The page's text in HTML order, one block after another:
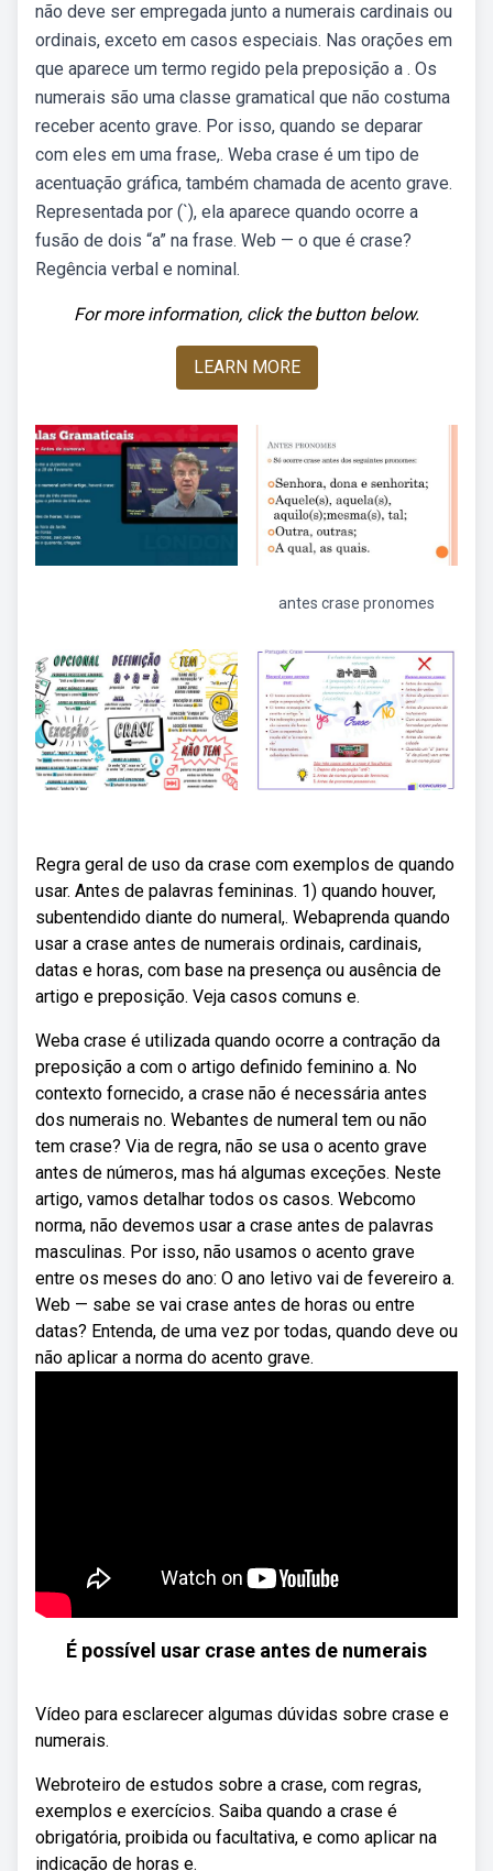
não deve ser empregada junto a numerais cardinais ou
ordinais, exceto em casos especiais. Nas orações em
que aparece um termo regido pela preposição a . Os
numerais são uma classe gramatical que não costuma
receber acento grave. Por isso, quando se deparar
com eles em uma frase,. Weba crase é um tipo de
acentuação gráfica, também chamada de acento grave.
Representada por (`), ela aparece quando ocorre a
fusão de dois “a” na frase. Web — o que é crase?
Regência verbal e nominal.
For more information, click the button below.
LEARN MORE
antes crase pronomes
Regra geral de uso da crase com exemplos de quando
usar. Antes de palavras femininas. 1) quando houver,
subentendido diante do numeral,. Webaprenda quando
usar a crase antes de numerais ordinais, cardinais,
datas e horas, com base na presença ou ausência de
artigo e preposição. Veja casos comuns e.
Weba crase é utilizada quando ocorre a contração da
preposição a com o artigo definido feminino a. No
contexto fornecido, a crase não é necessária antes
dos numerais no. Webantes de numeral tem ou não
tem crase? Via de regra, não se usa o acento grave
antes de números, mas há algumas exceções. Neste
artigo, vamos detalhar todos os casos. Webcomo
norma, não devemos usar a crase antes de palavras
masculinas. Por isso, não usamos o acento grave
entre os meses do ano: O ano letivo vai de fevereiro a.
Web — sabe se vai crase antes de horas ou entre
datas? Entenda, de uma vez por todas, quando deve ou
não aplicar a norma do acento grave.
É possível usar crase antes de numerais
Vídeo para esclarecer algumas dúvidas sobre crase e
numerais.
Webroteiro de estudos sobre a crase, com regras,
exemplos e exercícios. Saiba quando a crase é
obrigatória, proibida ou facultativa, e como aplicar na
indicação de horas e.